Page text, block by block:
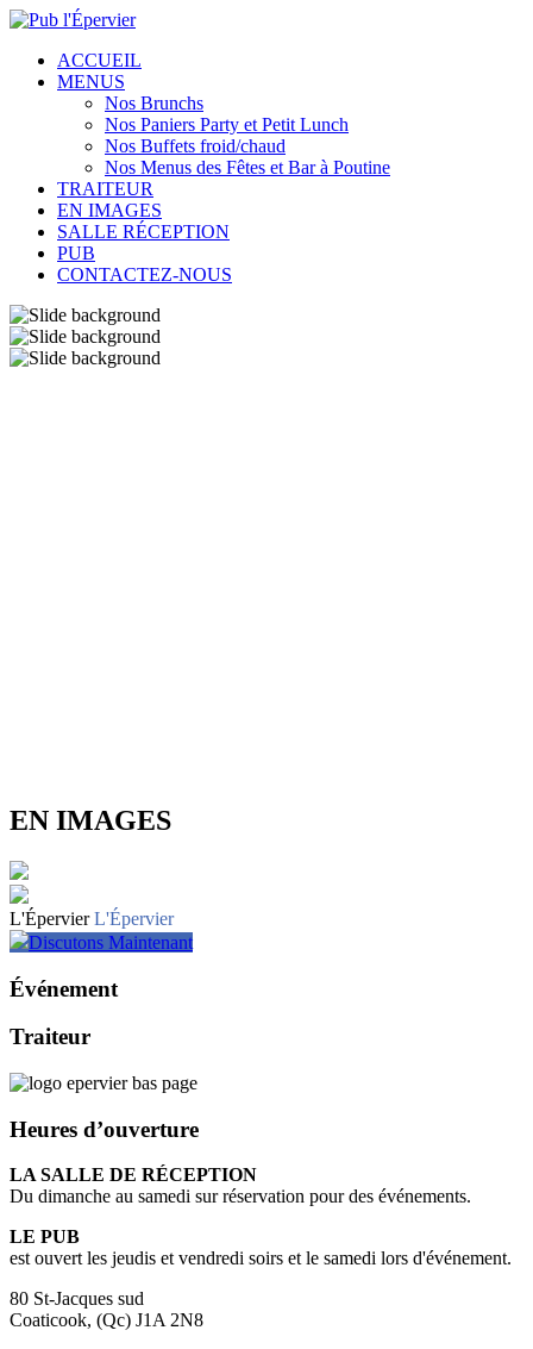
ACCUEIL
MENUS
Nos Brunchs
Nos Paniers Party et Petit Lunch
Nos Buffets froid/chaud
Nos Menus des Fêtes et Bar à Poutine
TRAITEUR
EN IMAGES
SALLE RÉCEPTION
PUB
CONTACTEZ-NOUS
EN IMAGES
L'Épervier L'Épervier
Discutons Maintenant
Événement
Traiteur
Heures d’ouverture
LA SALLE DE RÉCEPTION
Du dimanche au samedi sur réservation pour des événements.
LE PUB
est ouvert les jeudis et vendredi soirs et le samedi lors d'événement.
80 St-Jacques sud
Coaticook, (Qc) J1A 2N8